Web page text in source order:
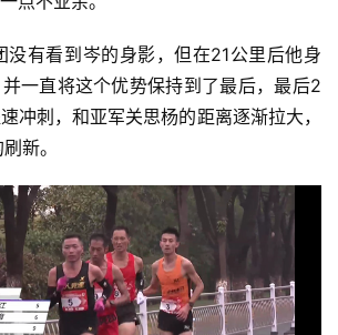
有看到岑的身影，但在21公里后他身
一直将这个优势保持到了最后，最后2
冲刺，和亚军关思杨的距离逐渐拉大，
新。